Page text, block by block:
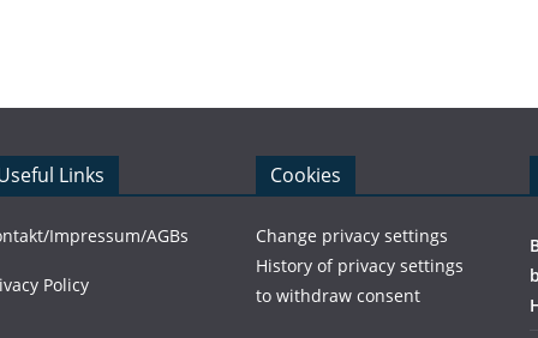
Links
Impressum/AGBs
Policy
Cookies
Change privacy settings
History of privacy settings
to withdraw consent